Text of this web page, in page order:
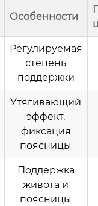
Особенности
Регулируемая
степень
поддержки
Утягивающий
эффект,
фиксация
поясницы
Поддержка
живота и
поясницы